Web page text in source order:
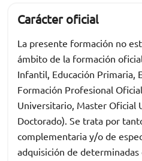
Carácter oficial
La presente formación no
ámbito de la formación
Infantil, Educación Primaria,
Formación Profesional
Universitario, Master Oficial
Doctorado). Se trata por
complementaria y/o de
adquisición de determinadas